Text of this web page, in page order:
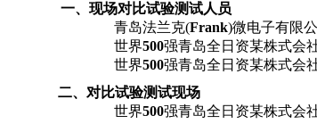
一、现场对比试验测试人员
青岛法兰克(Frank)微电子有限
世界500强青岛全日资某株式会
世界500强青岛全日资某株式会
二、对比试验测试现场
世界500强青岛全日资某株式会